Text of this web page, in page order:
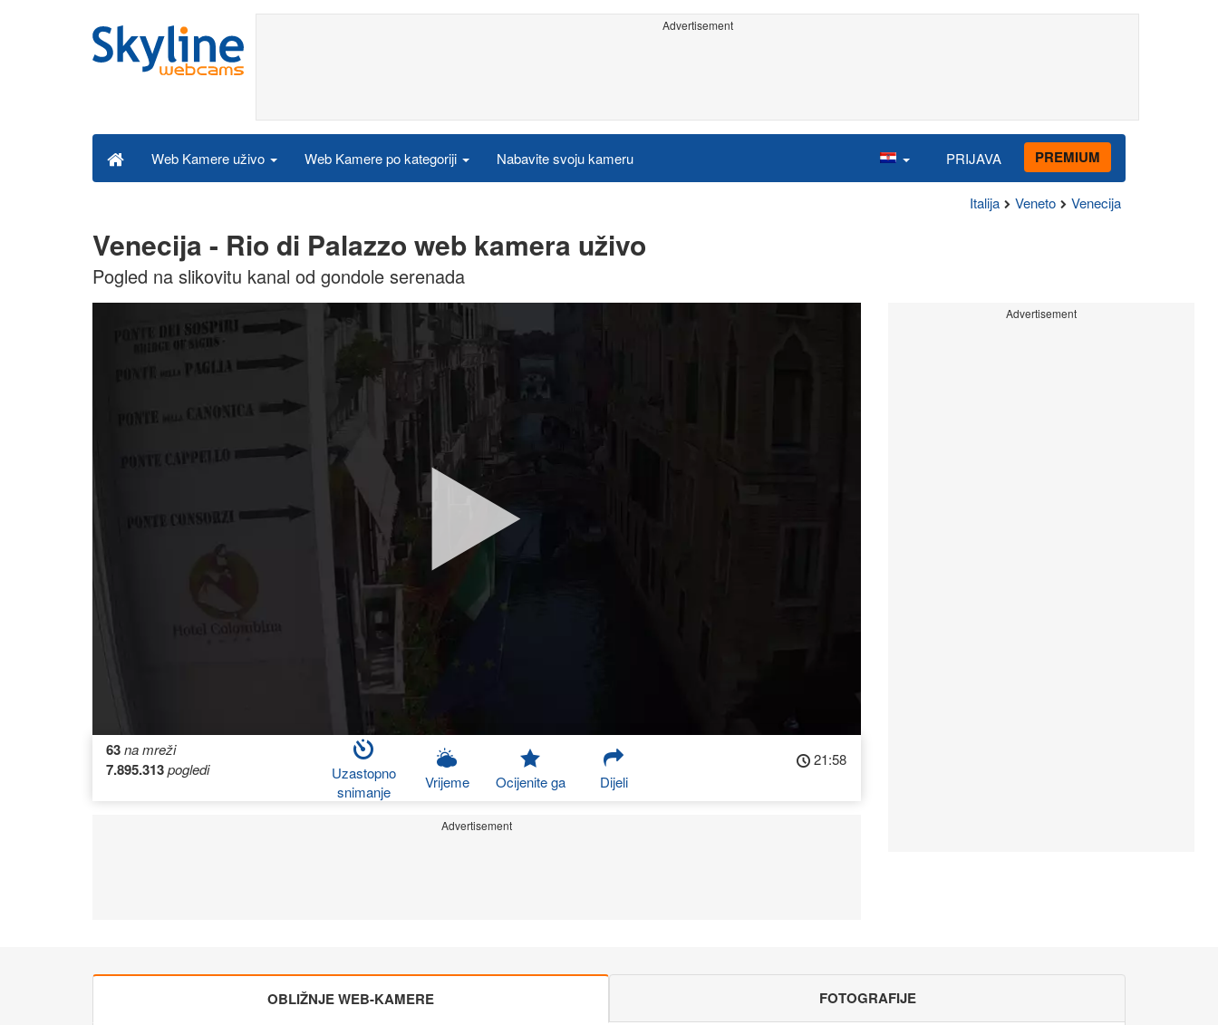
Advertisement
Web Kamere uživo Web Kamere po kategoriji Nabavite svoju kameru PRIJAVA PREMIUM
Italija Veneto Venecija
Venecija - Rio di Palazzo web kamera uživo
Pogled na slikovitu kanal od gondole serenada
63na mreži
7.895.313pogledi
Uzastopno
snimanje
Vrijeme Ocijenite ga Dijeli
21:58
Advertisement
Advertisement
OBLIŽNJE WEB-KAMERE FOTOGRAFIJE